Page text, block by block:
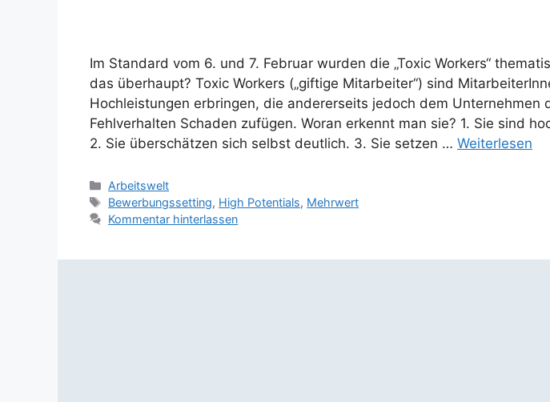
Im Standard vom 6. und 7. Februar wurden die „Toxic Workers“
das überhaupt? Toxic Workers („giftige Mitarbeiter“) sind
Hochleistungen erbringen, die andererseits jedoch dem Unternehmen
Fehlverhalten Schaden zufügen. Woran erkennt man sie? 1. Sie sind
2. Sie überschätzen sich selbst deutlich. 3. Sie setzen … Weiterlesen
Kategorien
Arbeitswelt
Schlagwörter
Bewerbungssetting, High Potentials, Mehrwert
Kommentar hinterlassen